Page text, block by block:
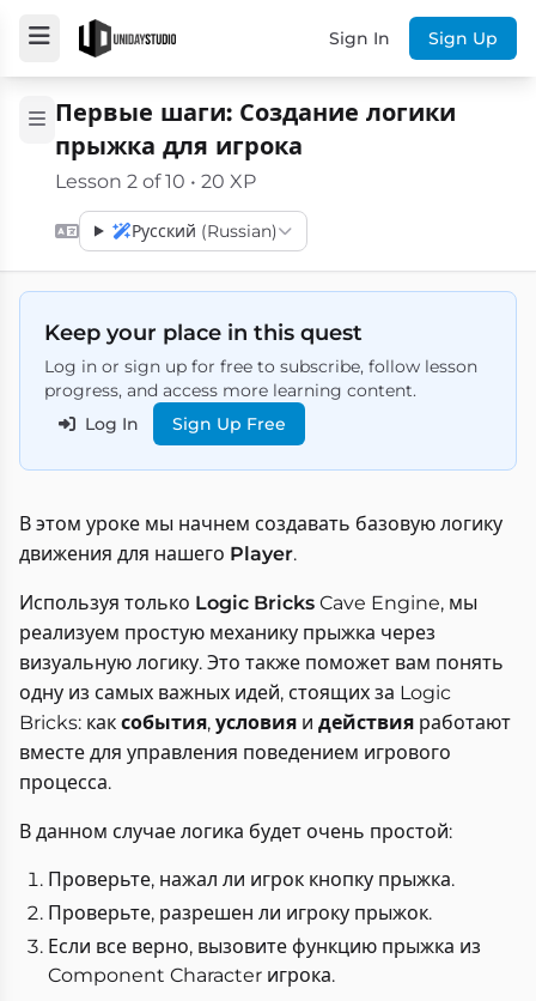
Sign In Sign Up
Первые шаги: Создание логики
прыжка для игрока
Lesson 2 of 10 • 20 XP
Русский (Russian)
Keep your place in this quest
Log in or sign up for free to subscribe, follow lesson
progress, and access more learning content.
Log In
Sign Up Free
В этом уроке мы начнем создавать базовую логику
движения для нашего Player.
Используя только Logic Bricks Cave Engine, мы
реализуем простую механику прыжка через
визуальную логику. Это также поможет вам понять
одну из самых важных идей, стоящих за Logic
Bricks: как события, условия и действия работают
вместе для управления поведением игрового
процесса.
В данном случае логика будет очень простой:
Проверьте, нажал ли игрок кнопку прыжка.
Проверьте, разрешен ли игроку прыжок.
Если все верно, вызовите функцию прыжка из
Component Character игрока.